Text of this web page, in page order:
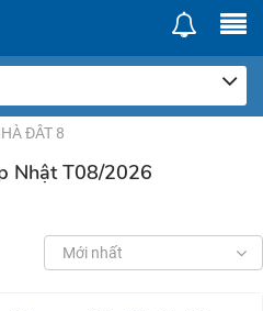
ĐÂT 8
Nhật T08/2026
Mới nhất